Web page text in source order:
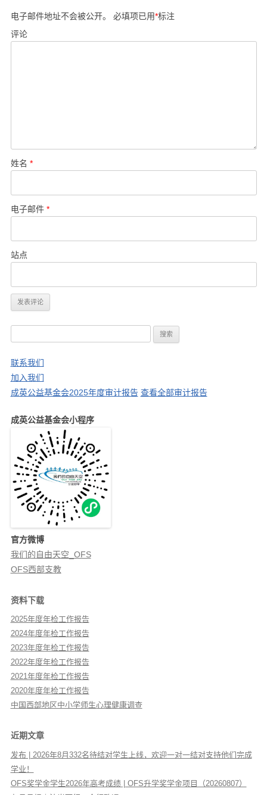
电子邮件地址不会被公开。 必填项已用*标注
评论
姓名 *
电子邮件 *
站点
：
联系我们
加入我们
成英公益基金会2025年度审计报告 查看全部审计报告
成英公益基金会小程序
官方微博
我们的自由天空_OFS
OFS西部支教
资料下载
2025年度年检工作报告
2024年度年检工作报告
2023年度年检工作报告
2022年度年检工作报告
2021年度年检工作报告
2020年度年检工作报告
中国西部地区中小学师生心理健康调查
近期文章
发布 | 2026年8月332名待结对学生上线，欢迎一对一结对支持他们完成
学业！
OFS奖学金学生2026年高考成绩 | OFS升学奖学金项目（20260807）